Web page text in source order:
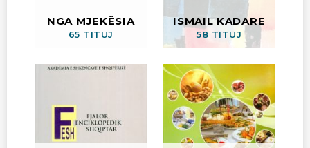
NGA MJEKËSIA
65 TITUJ
ISMAIL KADARE
58 TITUJ